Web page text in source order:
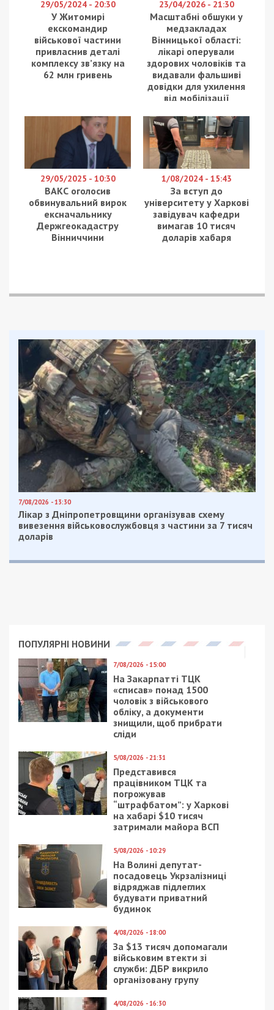
29/05/2024 - 20:30
У Житомирі
екскомандир
військової частини
привласнив деталі
комплексу зв’язку на
62 млн гривень
23/04/2026 - 21:30
Масштабні обшуки у
медзакладах
Вінницької області:
лікарі оперували
здорових чоловіків та
видавали фальшиві
довідки для ухилення
від мобілізації
29/05/2025 - 10:30
ВАКС оголосив
обвинувальний вирок
ексначальнику
Держгеокадастру
Вінниччини
1/08/2024 - 15:43
За вступ до
університету у Харкові
завідувач кафедри
вимагав 10 тисяч
доларів хабаря
7/08/2026 - 13:30
Лікар з Дніпропетровщини організував схему
вивезення військовослужбовця з частини за 7 тисяч
доларів
ПОПУЛЯРНІ НОВИНИ
7/08/2026 - 15:00
На Закарпатті ТЦК
«списав» понад 1500
чоловік з військового
обліку, а документи
знищили, щоб прибрати
сліди
5/08/2026 - 21:31
Представився
працівником ТЦК та
погрожував
“штрафбатом”: у Харкові
на хабарі $10 тисяч
затримали майора ВСП
5/08/2026 - 10:29
На Волині депутат-
посадовець Укрзалізниці
відряджав підлеглих
будувати приватний
будинок
4/08/2026 - 18:00
За $13 тисяч допомагали
військовим втекти зі
служби: ДБР викрило
організовану групу
4/08/2026 - 16:30